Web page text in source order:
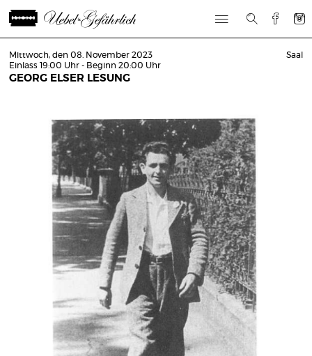
Mittwoch, den 08. November 2023
Einlass 19:00 Uhr - Beginn 20:00 Uhr
GEORG ELSER LESUNG
Saal